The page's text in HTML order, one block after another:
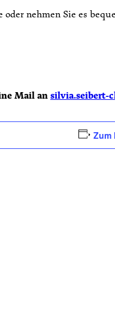
nehmen Sie es
Mail ansilvia.seibert-
Zum